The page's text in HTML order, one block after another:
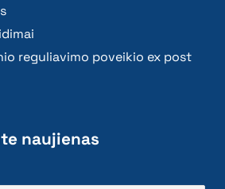
reguliavimo poveikio ex post
naujienas